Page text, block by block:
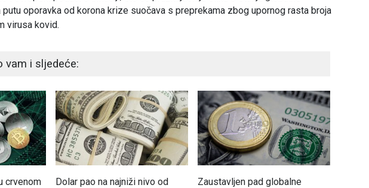
oporavka od korona krize suočava s preprekama zbog upornog rasta broja
virusa kovid.
vam i sljedeće:
crvenom
Dolar pao na najniži nivo od
Zaustavljen pad globalne